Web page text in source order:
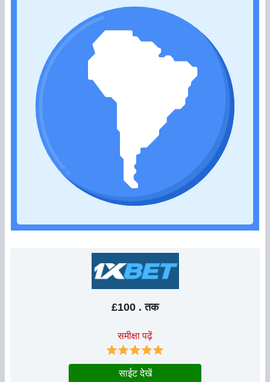
£100 . तक
समीक्षा पढ़ें
साईट देखें